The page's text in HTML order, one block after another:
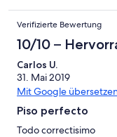
Verifizierte Bewertung
10/10 –
Carlos U.
31. Mai 2019
Mit Google
Piso perfecto
Todo correctisimo